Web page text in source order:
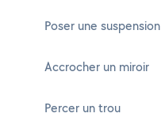
Poser une suspension
Accrocher un miroir
Percer un trou